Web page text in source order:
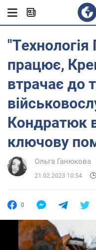
працює,
втрачає до
Кондратюк
ключову
Ольга Ганюкова
21.02.2023 10:54
0